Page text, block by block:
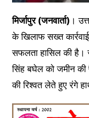
मिर्जापुर (जनवार्ता) ।
के खिलाफ सख्त
सफलता हासिल की है।
सिंह बघेल को जमीन
की रिश्वत लेते हुए रंगे